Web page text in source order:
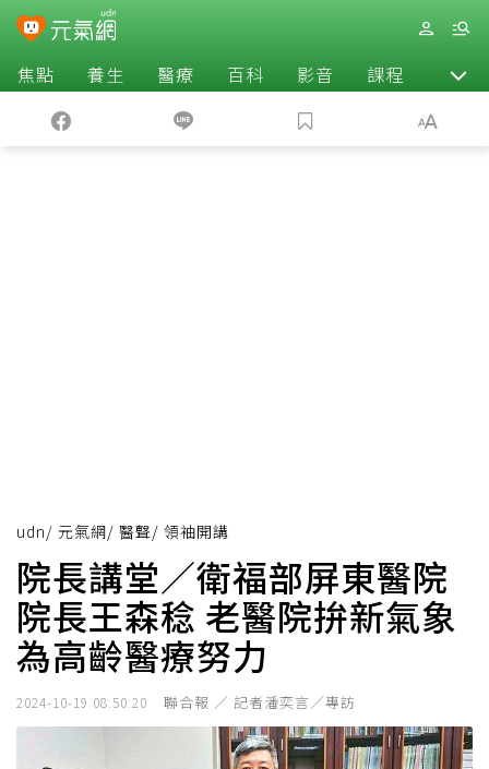
焦點 養生 醫療 百科 影音 課程 退休
udn/ 元氣網/ 醫聲/ 領袖開講
院長講堂／衛福部屏東醫院
院長王森稔 老醫院拚新氣象
為高齡醫療努力
2024-10-19 08:50:20 聯合報 ／ 記者潘奕言／專訪